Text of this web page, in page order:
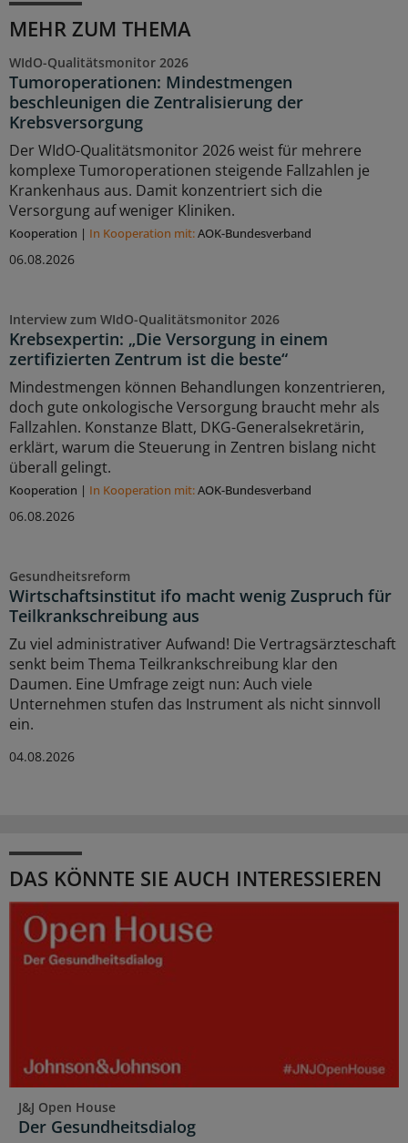
MEHR ZUM THEMA
WIdO-Qualitätsmonitor 2026
Tumoroperationen: Mindestmengen
beschleunigen die Zentralisierung der
Krebsversorgung
Der WIdO-Qualitätsmonitor 2026 weist für mehrere
komplexe Tumoroperationen steigende Fallzahlen je
Krankenhaus aus. Damit konzentriert sich die
Versorgung auf weniger Kliniken.
Kooperation | In Kooperation mit:AOK-Bundesverband
06.08.2026
Interview zum WIdO-Qualitätsmonitor 2026
Krebsexpertin: „Die Versorgung in einem
zertifizierten Zentrum ist die beste“
Mindestmengen können Behandlungen konzentrieren,
doch gute onkologische Versorgung braucht mehr als
Fallzahlen. Konstanze Blatt, DKG-Generalsekretärin,
erklärt, warum die Steuerung in Zentren bislang nicht
überall gelingt.
Kooperation | In Kooperation mit:AOK-Bundesverband
06.08.2026
Gesundheitsreform
Wirtschaftsinstitut ifo macht wenig Zuspruch für
Teilkrankschreibung aus
Zu viel administrativer Aufwand! Die Vertragsärzteschaft
senkt beim Thema Teilkrankschreibung klar den
Daumen. Eine Umfrage zeigt nun: Auch viele
Unternehmen stufen das Instrument als nicht sinnvoll
ein.
04.08.2026
DAS KÖNNTE SIE AUCH INTERESSIEREN
J&J Open House
Der Gesundheitsdialog